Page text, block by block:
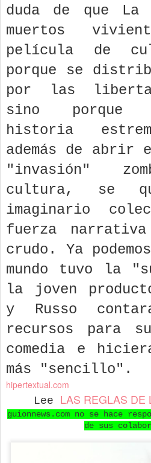
duda de que La
muertos
película de
porque se
por las
sino porque
historia
además de abrir
"invasión"
cultura, se
imaginario
fuerza
crudo. Ya
mundo tuvo la
la joven
y Russo
recursos para
comedia e
más "sencillo".
hipertextual.com
Lee LAS REGLAS DE
guionnews.com no se hace
de sus